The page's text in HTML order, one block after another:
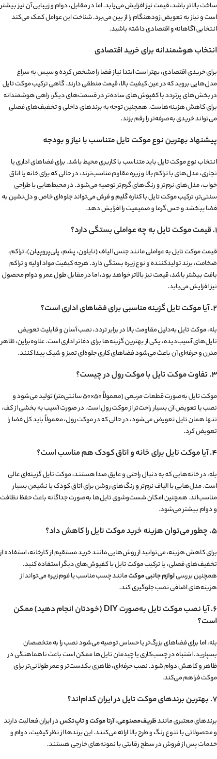
ساخت بالاتر باشد، قیمت نیز افزایش می‌یابد. اما در مقابل، دوام و زیبایی آن نیز بیشتر
است و نیاز به تعویض زودهنگام را از بین می‌برد. شناخت این عوامل کمک می‌کند
انتخابی آگاهانه و اقتصادی داشته باشید.
انتخاب هوشمندانه برای خرید اقتصادی
برای خریدی اقتصادی، بهتر است ابتدا نیاز فضا را مشخص کرده و سپس به سراغ
مدل‌هایی بروید که در عین کیفیت بالا، قیمت منطقی دارند. گاهی ترکیب موکت تایل
در بخش‌های پرتردد با کفپوش‌های ساده‌تر در قسمت‌های دیگر، راهی هوشمندانه
برای کاهش هزینه‌هاست. همچنین توجه به برندهای داخلی و تخفیف‌های فصلی
می‌تواند خریدی به‌صرفه‌تر را رقم بزند.
پیشنهاد بهترین نوع موکت تایل متناسب با نیاز و بودجه
انتخاب نوع موکت تایل باید متناسب با کاربری محیط باشد. برای فضاهای اداری یا
تجاری، مدل‌های با تراکم بالا و زیره مقاوم مناسب‌ترند، در حالی که برای خانه یا اتاق
خواب، مدل‌های نرم‌تر و رنگ‌های گرم‌تر توصیه می‌شود. در محیط‌هایی با طراحی
سنتی‌تر، ترکیب موکت تایل باکناره گلیمو فرشمی‌تواند جلوه‌ای خاص و دل‌نشین به
فضا ببخشد و حس گرما و صمیمیت را افزایش دهد.
۱. قیمت موکت تایل به چه عواملی بستگی دارد؟
قیمت موکت تایل به عواملی مانند جنس الیاف (نایلون، پشم، پلی‌پروپیلن)، تراکم،
ضخامت، برند تولیدکننده و نوع زیره بستگی دارد. هرچه کیفیت مواد اولیه و تراکم
بافت بیشتر باشد، قیمت نیز بالاتر خواهد بود، اما در مقابل طول عمر و دوام محصول
نیز افزایش می‌یابد.
۲. آیا موکت تایل گزینه مناسبی برای فضاهای اداری است؟
بله، موکت تایل به‌دلیل مقاومت بالا در برابر تردد، نصب آسان و قابلیت تعویض
تایل‌های آسیب‌دیده، یکی از بهترین گزینه‌ها برای دفاتر اداری است. علاوه‌براین، ظاهر
مدرن و حرفه‌ای آن باعث می‌شود فضاهای کاری جلوه‌ای تمیز و شیک پیدا کنند.
۳. تفاوت موکت تایل با موکت رول در چیست؟
موکت تایل به‌صورت قطعات مربعی (معمولاً ۵۰×۵۰ سانتی‌متر) تولید می‌شود و
نصب یا تعویض آن بسیار راحت‌تر از موکت رول است. در صورت آسیب به بخشی از کف،
تنها همان تایل تعویض می‌شود، در حالی که در موکت رول، معمولاً باید کل فضا را
تعویض کرد.
۴. آیا موکت تایل برای خانه و اتاق کودک هم مناسب است؟
بله، در خانه‌هایی که به دنبال راحتی و عایق صدا هستند، موکت تایل گزینه‌ای عالی
است. مدل‌هایی با الیاف نرم‌تر و رنگ‌های روشن برای اتاق کودک یا نشیمن بسیار
مناسب‌اند. همچنین امکان شست‌وشوی تایل‌ها به‌صورت جداگانه باعث حفظ نظافت
و دوام بیشتر می‌شود.
۵. چطور می‌توان هزینه خرید موکت تایل را کاهش داد؟
برای کاهش هزینه، می‌توانید از روش‌هایی مانند خرید مستقیم از کارخانه، استفاده از
تخفیف‌های فصلی، یا ترکیب موکت تایل با کفپوش‌های دیگر استفاده کنید.
همچنین بررسیلوازم جانبی موکتمانند چسب مناسب یا فوم زیره می‌تواند از
هزینه‌های اضافی نصب جلوگیری کند.
۶. آیا نصب موکت تایل به‌صورت DIY (خودتان انجام دهید) ممکن
است؟
بله، اما برای فضاهای بزرگ‌تر یا حساس توصیه می‌شود نصب را به متخصصان
بسپارید. اشتباه در چسب‌کاری یا چیدمان تایل‌ها ممکن است باعث ناهماهنگی در
ظاهر و کاهش دوام شود. نصب حرفه‌ای، ظاهری یکدست‌تر و عمر طولانی‌تر برای
موکت فراهم می‌کند.
۷. بهترین برندهای موکت تایل در ایران کدام‌اند؟
برندهای معتبری مانندظریف‌مصنوعی، آرتا موکت و تاپ‌تکسدر ایران فعالیت دارند
و محصولاتی با تنوع رنگ و طرح بالا ارائه می‌کنند. این برندها از نظر کیفیت، دوام و
خدمات پس از فروش در سطح رقابتی با نمونه‌های خارجی هستند.